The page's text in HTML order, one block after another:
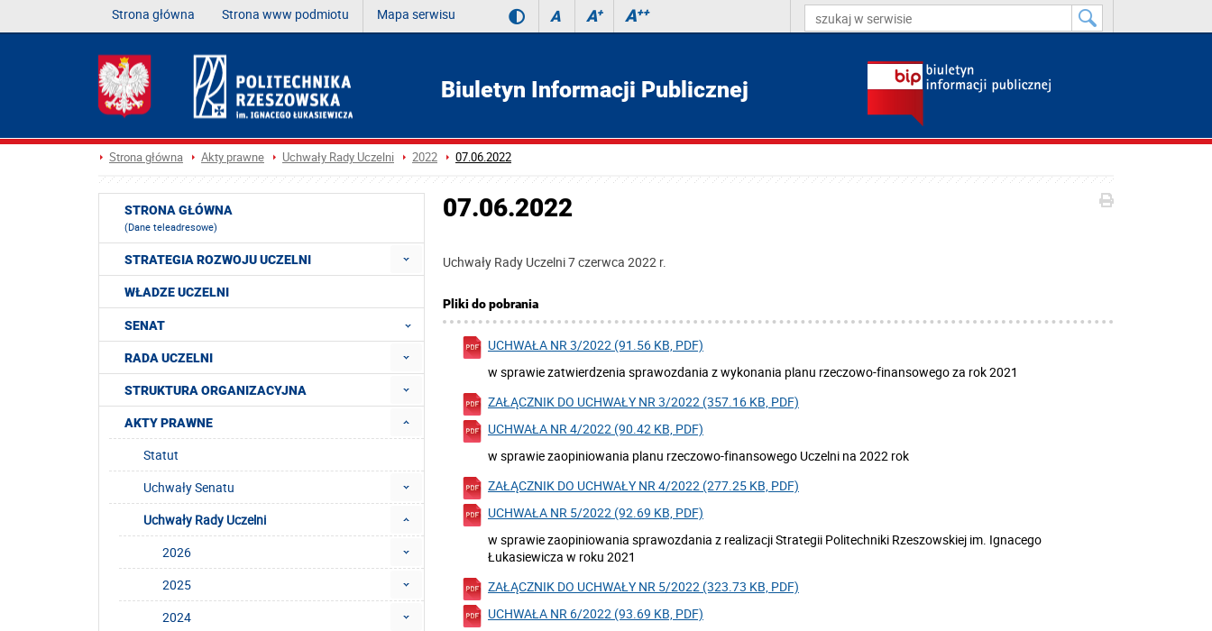
Strona główna Strona www podmiotu Mapa serwisu A A+ A++
Biuletyn Informacji Publicznej
Strona główna Akty prawne Uchwały Rady Uczelni 2022 07.06.2022
07.06.2022
Uchwały Rady Uczelni 7 czerwca 2022 r.
Pliki do pobrania
UCHWAŁA NR 3/2022 (91.56 KB, PDF)
w sprawie zatwierdzenia sprawozdania z wykonania planu rzeczowo-finansowego za rok 2021
ZAŁĄCZNIK DO UCHWAŁY NR 3/2022 (357.16 KB, PDF)
UCHWAŁA NR 4/2022 (90.42 KB, PDF)
w sprawie zaopiniowania planu rzeczowo-finansowego Uczelni na 2022 rok
ZAŁĄCZNIK DO UCHWAŁY NR 4/2022 (277.25 KB, PDF)
UCHWAŁA NR 5/2022 (92.69 KB, PDF)
w sprawie zaopiniowania sprawozdania z realizacji Strategii Politechniki Rzeszowskiej im. Ignacego
Łukasiewicza w roku 2021
ZAŁĄCZNIK DO UCHWAŁY NR 5/2022 (323.73 KB, PDF)
UCHWAŁA NR 6/2022 (93.69 KB, PDF)
STRONA GŁÓWNA
(Dane teleadresowe)
STRATEGIA ROZWOJU UCZELNI
WŁADZE UCZELNI
SENAT
RADA UCZELNI
STRUKTURA ORGANIZACYJNA
AKTY PRAWNE
Statut
Uchwały Senatu
Uchwały Rady Uczelni
2026
2025
2024